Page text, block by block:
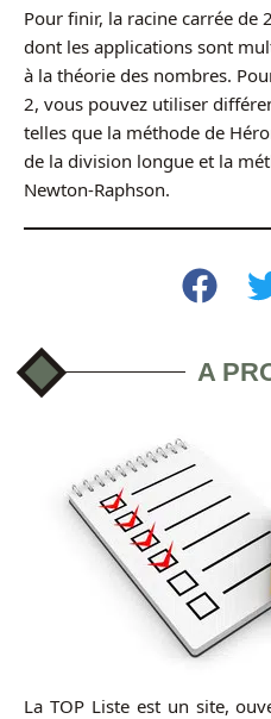
Pour finir, la racine carrée
dont les applications sont
à la théorie des nombres.
2, vous pouvez utiliser
telles que la méthode de
de la division longue et la
Newton-Raphson.
A
La TOP Liste est un site,